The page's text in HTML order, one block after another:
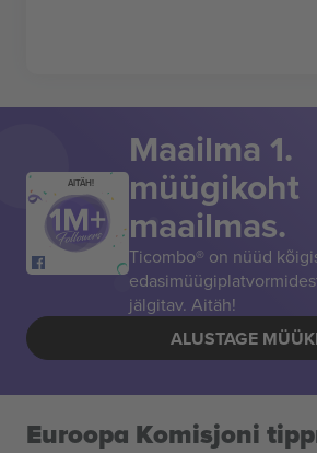
AITÄH!
Maailma 1.
müügikoht
maailmas.
Ticombo® on nüüd
jälgitav. Aitäh!
ALUSTAGE
Euroopa Komisjoni